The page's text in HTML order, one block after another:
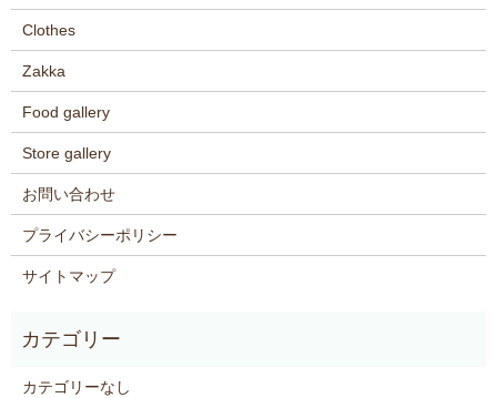
Clothes
Zakka
Food gallery
Store gallery
お問い合わせ
プライバシーポリシー
サイトマップ
カテゴリーなし